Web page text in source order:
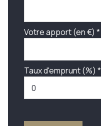
Votre apport (en €) *
Taux d'emprunt (%) *